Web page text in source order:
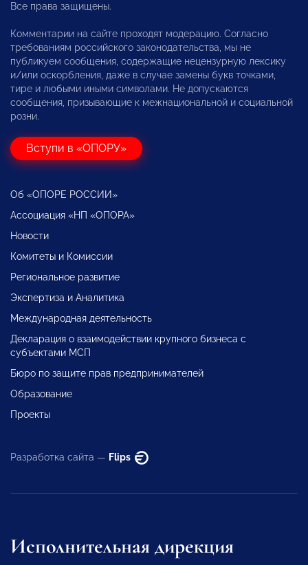
Все права защищены.
Комментарии на сайте проходят модерацию. Согласно
требованиям российского законодательства, мы не
публикуем сообщения, содержащие нецензурную лексику
и/или оскорбления, даже в случае замены букв точками,
тире и любыми иными символами. Не допускаются
сообщения, призывающие к межнациональной и социальной
розни.
Вступи в «ОПОРУ»
Об «ОПОРЕ РОССИИ»
Ассоциация «НП «ОПОРА»
Новости
Комитеты и Комиссии
Региональное развитие
Экспертиза и Аналитика
Международная деятельность
Декларация о взаимодействии крупного бизнеса с
субъектами МСП
Бюро по защите прав предпринимателей
Образование
Проекты
Разработка сайта — Flips
Исполнительная дирекция